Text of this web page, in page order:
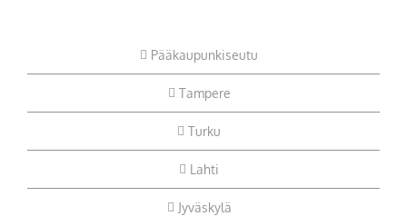
Pääkaupunkiseutu
Tampere
Turku
Lahti
Jyväskylä